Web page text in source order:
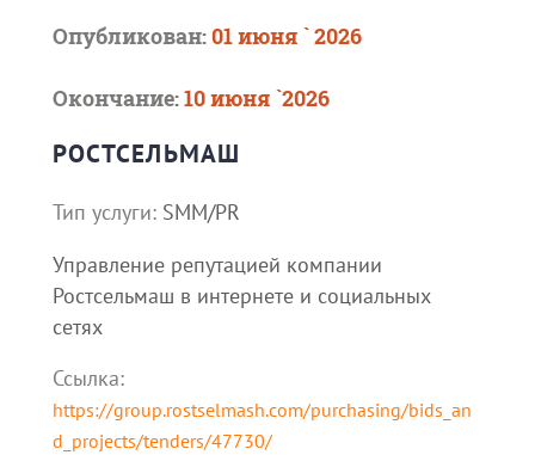
Опубликован:01 июня ` 2026
Окончание:10 июня `2026
РОСТСЕЛЬМАШ
Тип услуги: SMM/PR
Управление репутацией компании
Ростсельмаш в интернете и социальных
сетях
Ссылка:
https://group.rostselmash.com/purchasing/bids_an
d_projects/tenders/47730/